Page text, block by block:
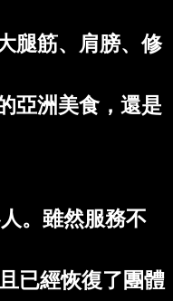
腿筋、肩膀、修
亞洲美食，還是
。雖然服務不
已經恢復了團體